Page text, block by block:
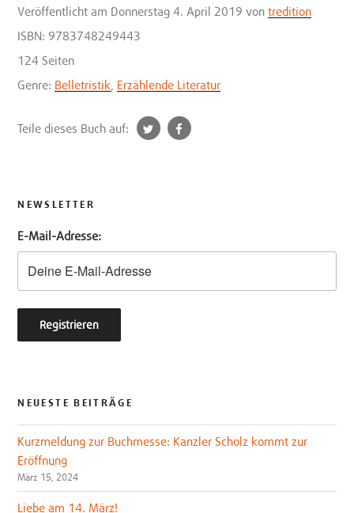
Veröffentlicht am Donnerstag 4. April 2019 vontredition
ISBN: 9783748249443
124 Seiten
Genre: Belletristik Erzählende Literatur
Teile dieses Buch auf:
t
NEWSLETTER
E-Mail-Adresse:
NEUESTE BEITRÄGE
Kurzmeldung zur Buchmesse: Kanzler Scholz kommt zur
Eröffnung
März 15, 2024
Liebe am 14. März!